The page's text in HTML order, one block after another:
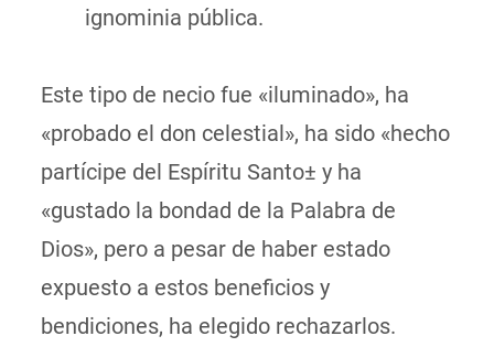
ignominia pública.
Este tipo de necio fue «iluminado», ha
«probado el don celestial», ha sido «hecho
partícipe del Espíritu Santo± y ha
«gustado la bondad de la Palabra de
Dios», pero a pesar de haber estado
expuesto a estos beneficios y
bendiciones, ha elegido rechazarlos.